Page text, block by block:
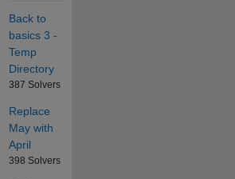
Back to
basics 3 -
Temp
Directory
387 Solvers
Replace
May with
April
398 Solvers